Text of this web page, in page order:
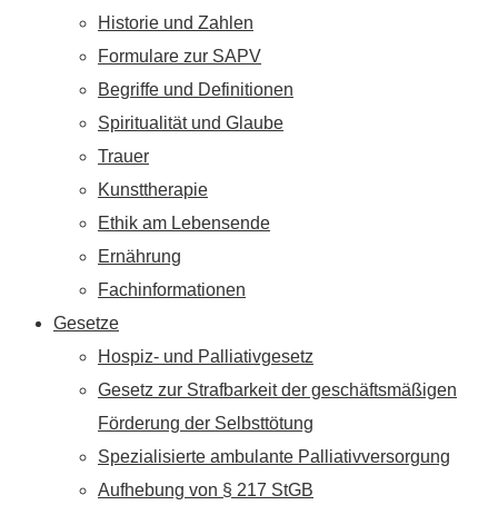
Historie und Zahlen
Formulare zur SAPV
Begriffe und Definitionen
Spiritualität und Glaube
Trauer
Kunsttherapie
Ethik am Lebensende
Ernährung
Fachinformationen
Gesetze
Hospiz- und Palliativgesetz
Gesetz zur Strafbarkeit der geschäftsmäßigen
Förderung der Selbsttötung
Spezialisierte ambulante Palliativversorgung
Aufhebung von § 217 StGB